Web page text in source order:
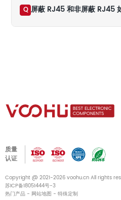
Q 屏蔽 RJ45 和非屏蔽 RJ45
质量
认证
Copyright @ 2021-2026 voohu.cn All rights
苏ICP备18051444号-3
热门产品 - 网站地图 - 特殊定制